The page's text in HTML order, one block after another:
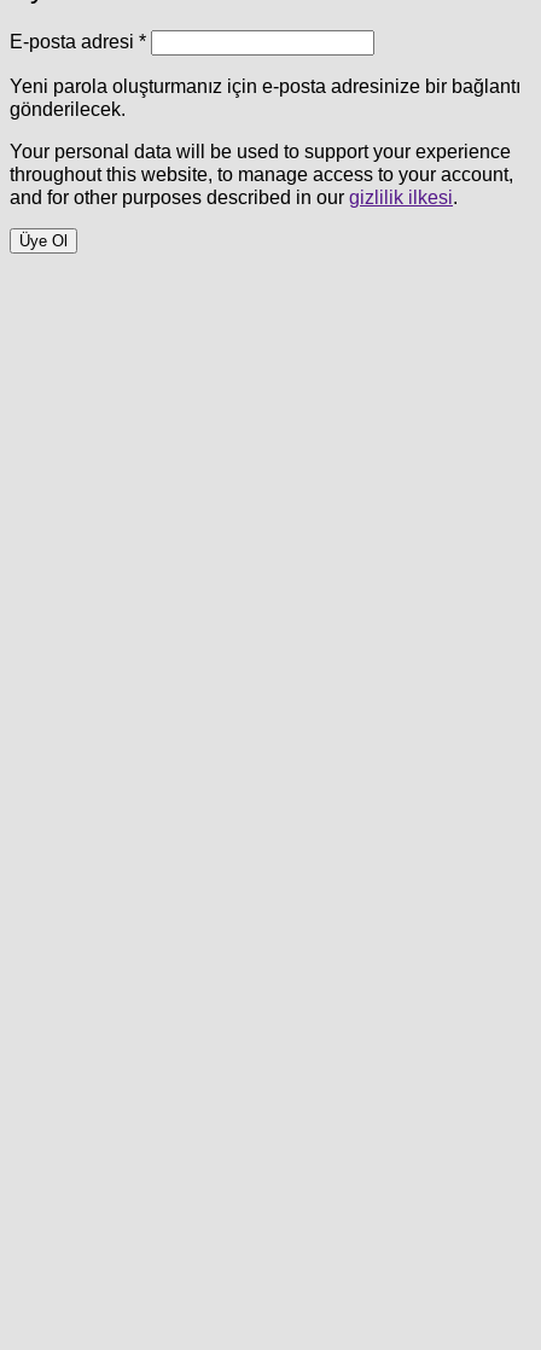
E-posta adresi *Gerekli
Yeni parola oluşturmanız için e-posta adresinize bir bağlantı
gönderilecek.
Your personal data will be used to support your experience
throughout this website, to manage access to your account,
and for other purposes described in our gizlilik ilkesi.
Üye Ol